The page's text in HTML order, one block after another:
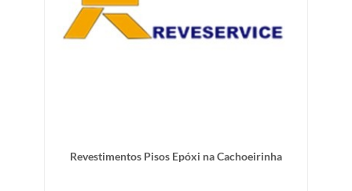
Revestimentos Pisos Epóxi na Cachoeirinha